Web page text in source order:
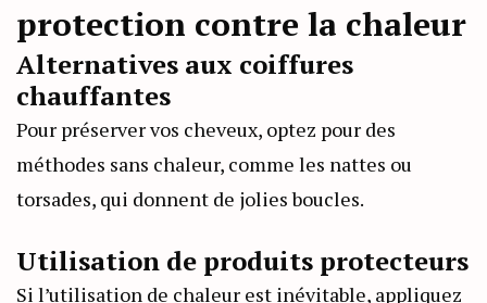
protection contre la chaleur
Alternatives aux coiffures
chauffantes
Pour préserver vos cheveux, optez pour des
méthodes sans chaleur, comme les nattes ou
torsades, qui donnent de jolies boucles.
Utilisation de produits protecteurs
Si l’utilisation de chaleur est inévitable, appliquez